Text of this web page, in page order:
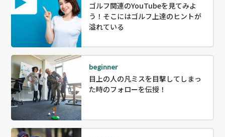
ゴルフ関連のYouTubeを見てみよ
う！そこにはゴルフ上達のヒントが
溢れている
beginner
目上の人の凡ミスを目撃してしまっ
た時のフォローを伝授！